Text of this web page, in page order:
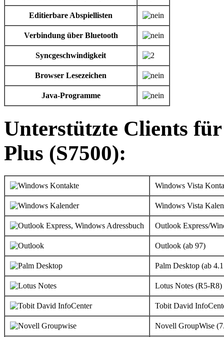
Editierbare Abspiellisten
Verbindung über Bluetooth
Syncgeschwindigkeit
Browser Lesezeichen
Java-Programme
Unterstützte Clients
Plus (S7500):
Windows Vista
Windows Vista
Outlook Express/
Outlook (ab 97)
Palm Desktop (ab
Lotus Notes (R5-R8)
Tobit David
Novell GroupWise